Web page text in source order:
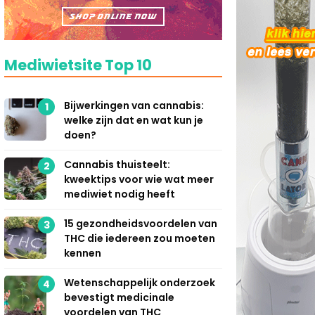
Mediwietsite Top 10
1
Bijwerkingen van cannabis:
welke zijn dat en wat kun je
doen?
2
Cannabis thuisteelt:
kweektips voor wie wat meer
mediwiet nodig heeft
3
15 gezondheidsvoordelen van
THC die iedereen zou moeten
kennen
4
Wetenschappelijk onderzoek
bevestigt medicinale
voordelen van THC